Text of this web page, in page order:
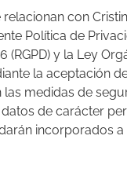
con
Política de
y la Ley
la aceptación
medidas de
de carácter
incorporados